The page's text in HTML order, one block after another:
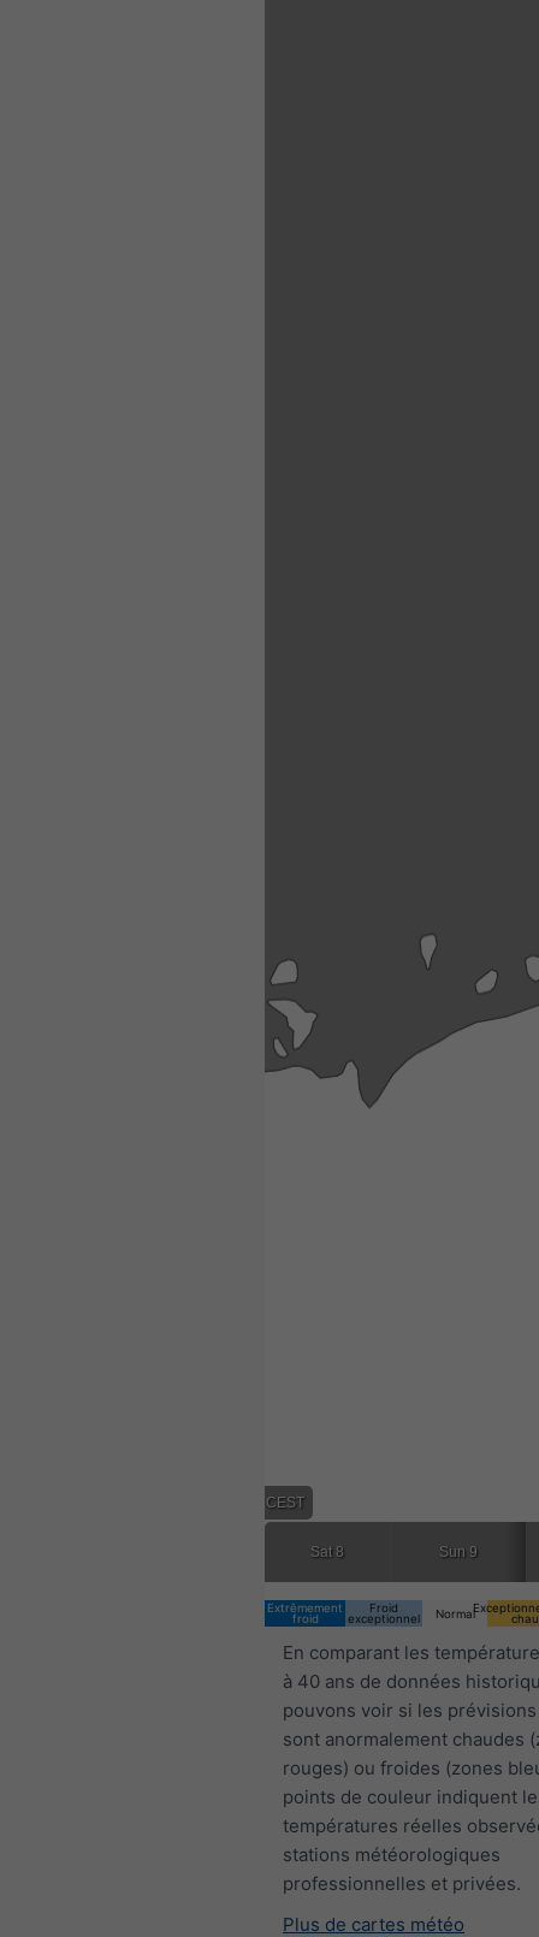
Sat 8 Sun 9
Extrêmement
froid
Froid
exceptionnel
Normal
En comparant les
à 40 ans de données
pouvons voir si les
sont anormalement chaudes
rouges) ou froides (zones
points de couleur indiquent
températures réelles
stations météorologiques
professionnelles et privées.
Plus de cartes météo